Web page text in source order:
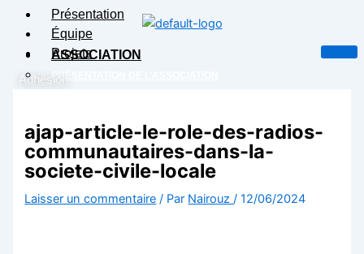
Présentation
Équipe
Projets
ASSOCIATION
PRÉSENTATION DE L’ASSOCIATION
BLOG
CONTACT
X
Adhésion
ajap-article-le-role-des-radios-
communautaires-dans-la-
societe-civile-locale
Laisser un commentaire / Par Nairouz/12/06/2024